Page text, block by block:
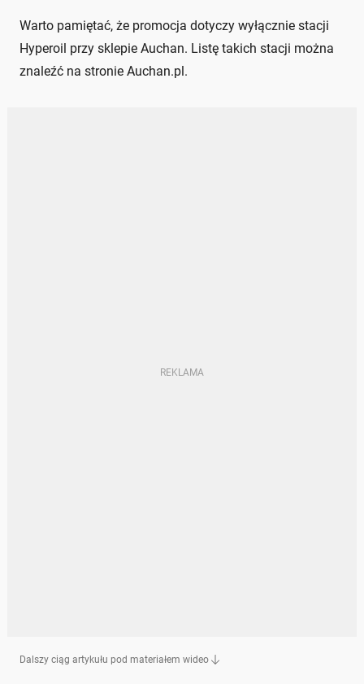
Warto pamiętać, że promocja dotyczy wyłącznie stacji
Hyperoil przy sklepie Auchan. Listę takich stacji można
znaleźć na stronie Auchan.pl.
Dalszy ciąg artykułu pod materiałem wideo